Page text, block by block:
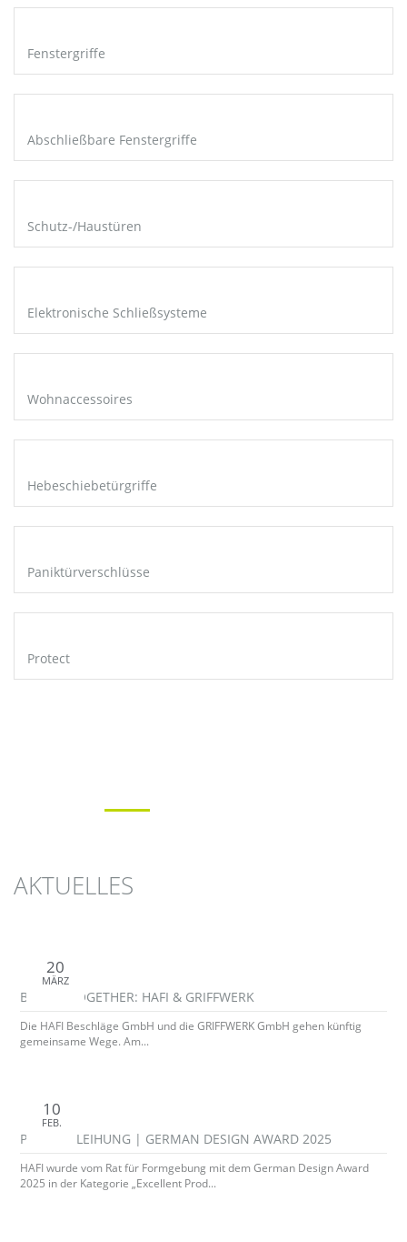
Fenstergriffe
Abschließbare Fenstergriffe
Schutz-/Haustüren
Elektronische Schließsysteme
Wohnaccessoires
Hebeschiebetürgriffe
Paniktürverschlüsse
Protect
AKTUELLES
20
MÄRZ
BETTER TOGETHER: HAFI & GRIFFWERK
Die HAFI Beschläge GmbH und die GRIFFWERK GmbH gehen künftig
gemeinsame Wege. Am...
10
FEB.
PREISVERLEIHUNG | GERMAN DESIGN AWARD 2025
HAFI wurde vom Rat für Formgebung mit dem German Design Award
2025 in der Kategorie „Excellent Prod...